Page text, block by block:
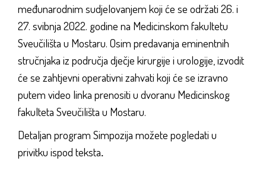
međunarodnim sudjelovanjem koji će se održati 26. i
27. svibnja 2022. godine na Medicinskom fakultetu
Sveučilišta u Mostaru. Osim predavanja eminentnih
stručnjaka iz područja dječje kirurgije i urologije, izvodit
će se zahtjevni operativni zahvati koji će se izravno
putem video linka prenositi u dvoranu Medicinskog
fakulteta Sveučilišta u Mostaru.
Detaljan program Simpozija možete pogledati u
privitku ispod teksta.